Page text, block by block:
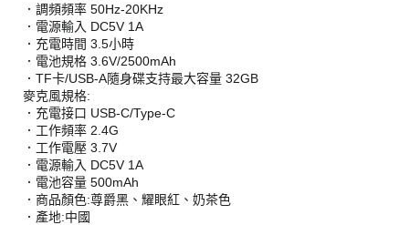
．調頻頻率 50Hz-20KHz
．電源輸入 DC5V 1A
．充電時間 3.5小時
．電池規格 3.6V/2500mAh
．TF卡/USB-A隨身碟支持最大容量 32GB
麥克風規格:
．充電接口 USB-C/Type-C
．工作頻率 2.4G
．工作電壓 3.7V
．電源輸入 DC5V 1A
．電池容量 500mAh
．商品顏色:尊爵黑、耀眼紅、奶茶色
．產地:中國